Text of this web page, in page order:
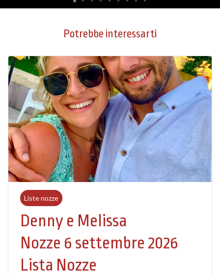
Potrebbe interessarti
Liste nozze
Denny e Melissa
Nozze 6 settembre 2026
Lista Nozze